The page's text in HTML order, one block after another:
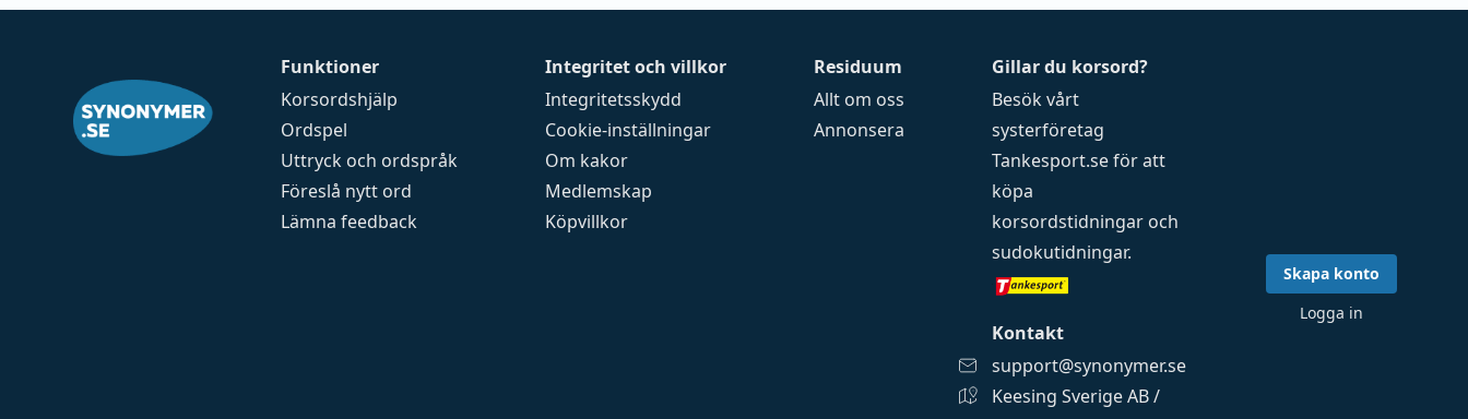
Funktioner
Korsordshjälp
Ordspel
Uttryck och ordspråk
Föreslå nytt ord
Lämna feedback
Integritet och villkor
Integritetsskydd
Cookie-inställningar
Om kakor
Medlemskap
Köpvillkor
Residuum
Allt om oss
Annonsera
Gillar du korsord?
Besök vårt
systerföretag
Tankesport.seför att
köpa
korsordstidningar och
sudokutidningar.
Kontakt
support@synonymer.se
Keesing Sverige AB /
Skapa konto
Logga in